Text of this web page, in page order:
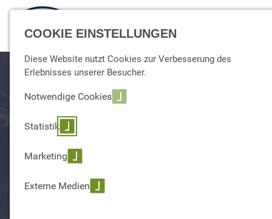
COOKIE EINSTELLUNGEN
Diese Website nutzt Cookies zur Verbesserung des
Erlebnisses unserer Besucher.
Notwendige Cookies
Statistik
Marketing
Externe Medien